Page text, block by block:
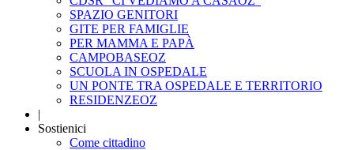
SPAZIO GENITORI
GITE PER FAMIGLIE
PER MAMMA E PAPÀ
CAMPOBASEOZ
SCUOLA IN OSPEDALE
UN PONTE TRA OSPEDALE E TERRITORIO
RESIDENZEOZ
|
Sostienici
Come cittadino